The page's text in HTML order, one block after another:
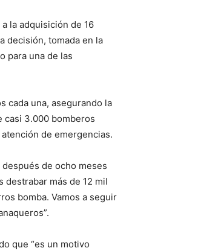
la adquisición de 16
decisión, tomada en la
para una de las
cada una, asegurando la
casi 3.000 bomberos
de emergencias.
de ocho meses
más de 12 mil
bomba. Vamos a seguir
que “es un motivo